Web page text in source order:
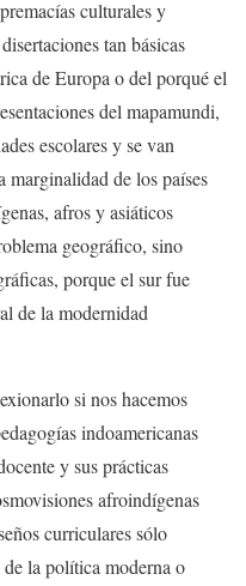
culturales y
tan básicas
de Europa o del porqué el
del mapamundi,
escolares y se van
marginalidad de los países
afros y asiáticos
geográfico, sino
porque el sur fue
de la modernidad
si nos hacemos
indoamericanas
y sus prácticas
afroindígenas
curriculares sólo
la política moderna o